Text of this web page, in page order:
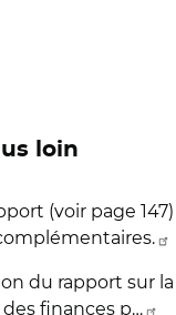
loin
(voir page
du rapport sur
finances p…